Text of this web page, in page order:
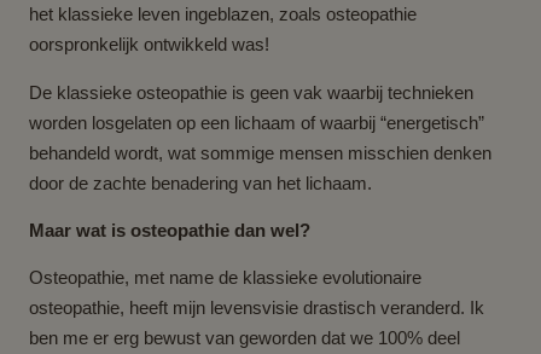
het klassieke leven ingeblazen, zoals osteopathie
oorspronkelijk ontwikkeld was!
De klassieke osteopathie is geen vak waarbij technieken
worden losgelaten op een lichaam of waarbij “energetisch”
behandeld wordt, wat sommige mensen misschien denken
door de zachte benadering van het lichaam.
Maar wat is osteopathie dan wel?
Osteopathie, met name de klassieke evolutionaire
osteopathie, heeft mijn levensvisie drastisch veranderd. Ik
ben me er erg bewust van geworden dat we 100% deel